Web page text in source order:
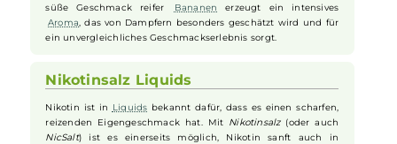
ermöglichen ein angenehmes und problemloses
Dampferlebnis. Die einfache Handhabung und Wartung
machen die MATE500 P1 Pods
Exotischer Bananengeschmack
Der "Banana" Geschmack derElfbarMATE500 P1 Pods bietet